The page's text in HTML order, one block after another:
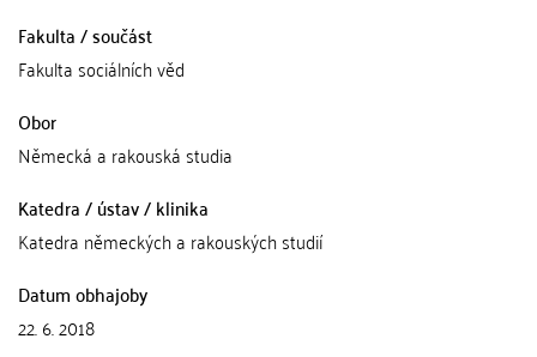
Fakulta / součást
Fakulta sociálních věd
Obor
Německá a rakouská studia
Katedra / ústav / klinika
Katedra německých a rakouských studií
Datum obhajoby
22. 6. 2018